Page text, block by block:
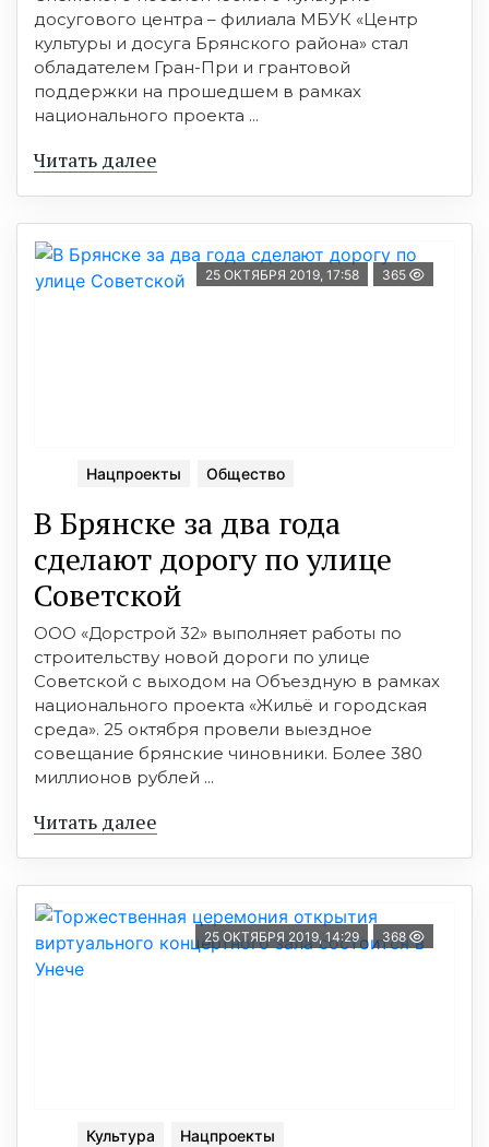
досугового центра – филиала МБУК «Центр
культуры и досуга Брянского района» стал
обладателем Гран-При и грантовой
поддержки на прошедшем в рамках
национального проекта ...
Читать далее
25 ОКТЯБРЯ 2019, 17:58 365
Нацпроекты Общество
В Брянске за два года
сделают дорогу по улице
Советской
ООО «Дорстрой 32» выполняет работы по
строительству новой дороги по улице
Советской с выходом на Объездную в рамках
национального проекта «Жильё и городская
среда». 25 октября провели выездное
совещание брянские чиновники. Более 380
миллионов рублей ...
Читать далее
25 ОКТЯБРЯ 2019, 14:29 368
Культура Нацпроекты